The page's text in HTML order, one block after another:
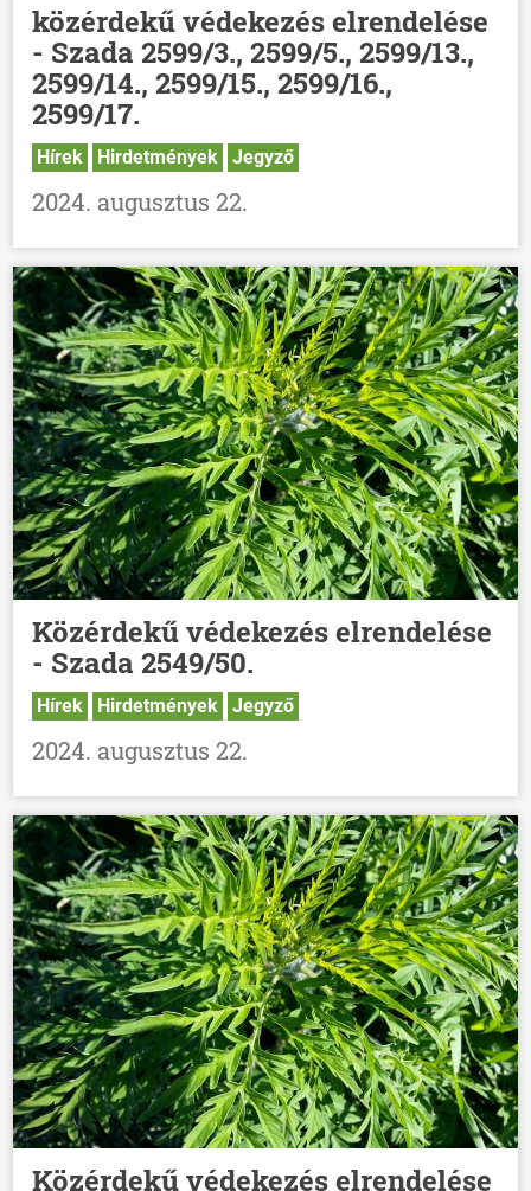
közérdekű védekezés elrendelése
- Szada 2599/3., 2599/5., 2599/13.,
2599/14., 2599/15., 2599/16.,
2599/17.
Hírek Hirdetmények Jegyző
2024. augusztus 22.
Közérdekű védekezés elrendelése
- Szada 2549/50.
Hírek Hirdetmények Jegyző
2024. augusztus 22.
Közérdekű védekezés elrendelése